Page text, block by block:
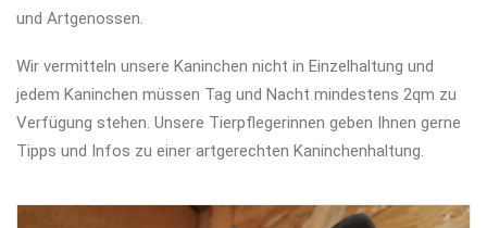
und Artgenossen.
Wir vermitteln unsere Kaninchen nicht in Einzelhaltung und
jedem Kaninchen müssen Tag und Nacht mindestens 2qm zu
Verfügung stehen. Unsere Tierpflegerinnen geben Ihnen gerne
Tipps und Infos zu einer artgerechten Kaninchenhaltung.